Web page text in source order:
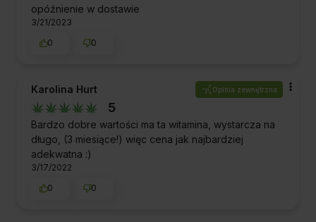
opóźnienie w dostawie
3/21/2023
0
0
Karolina Hurt Opinia zewnętrzna
5
Bardzo dobre wartości ma ta witamina, wystarcza na
długo, (3 miesiące!) więc cena jak najbardziej
adekwatna :)
3/17/2022
0
0